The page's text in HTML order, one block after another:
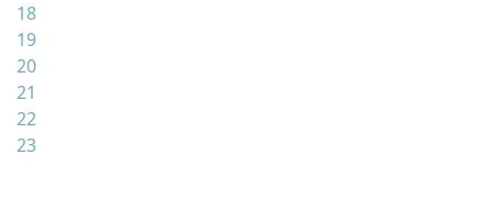
18
19
20
21
22
23